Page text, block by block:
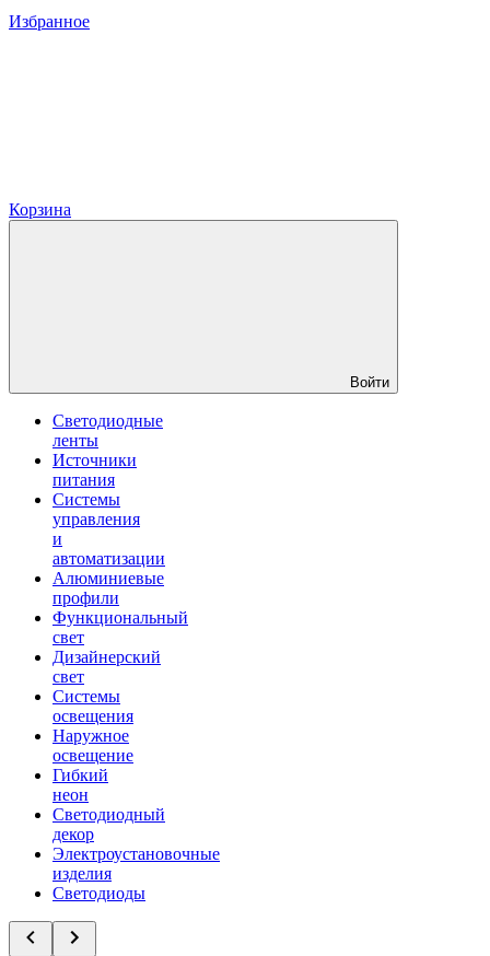
Избранное
Корзина
Войти
Светодиодные
ленты
Источники
питания
Системы
управления
и
автоматизации
Алюминиевые
профили
Функциональный
свет
Дизайнерский
свет
Системы
освещения
Наружное
освещение
Гибкий
неон
Светодиодный
декор
Электроустановочные
изделия
Светодиоды